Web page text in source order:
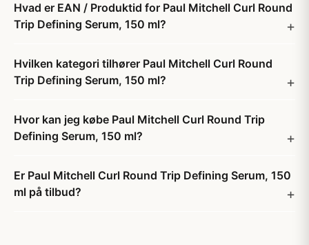
Hvad er EAN / Produktid for Paul Mitchell Curl Round
Trip Defining Serum, 150 ml?
Hvilken kategori tilhører Paul Mitchell Curl Round
Trip Defining Serum, 150 ml?
Hvor kan jeg købe Paul Mitchell Curl Round Trip
Defining Serum, 150 ml?
Er Paul Mitchell Curl Round Trip Defining Serum, 150
ml på tilbud?